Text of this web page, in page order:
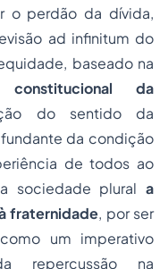
o perdão da dívida,
ad infinitum do
baseado na
constitucional da
do sentido da
da condição
de todos ao
sociedade plural a
fraternidade, por ser
um imperativo
repercussão na